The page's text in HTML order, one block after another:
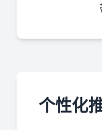
个性化